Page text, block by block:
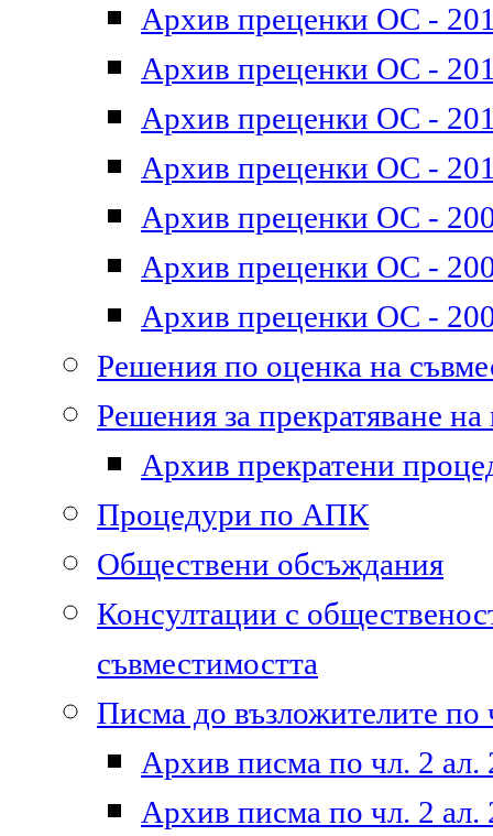
Архив преценки ОС -
Архив преценки ОС -
Архив преценки ОС -
Архив преценки ОС -
Архив преценки ОС -
Архив преценки ОС -
Архив преценки ОС -
Решения по оценка на
Решения за прекратяване
Архив прекратени
Процедури по АПК
Обществени обсъждания
Консултации с
съвместимостта
Писма до възложителите по
Архив писма по чл. 2 ал.
Архив писма по чл. 2 ал.